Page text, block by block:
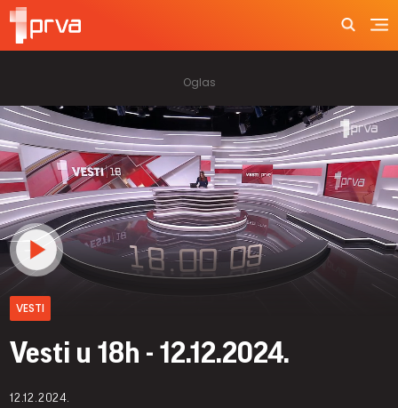
VESTI
Vesti u 18h - 12.12.2024.
12.12.2024.